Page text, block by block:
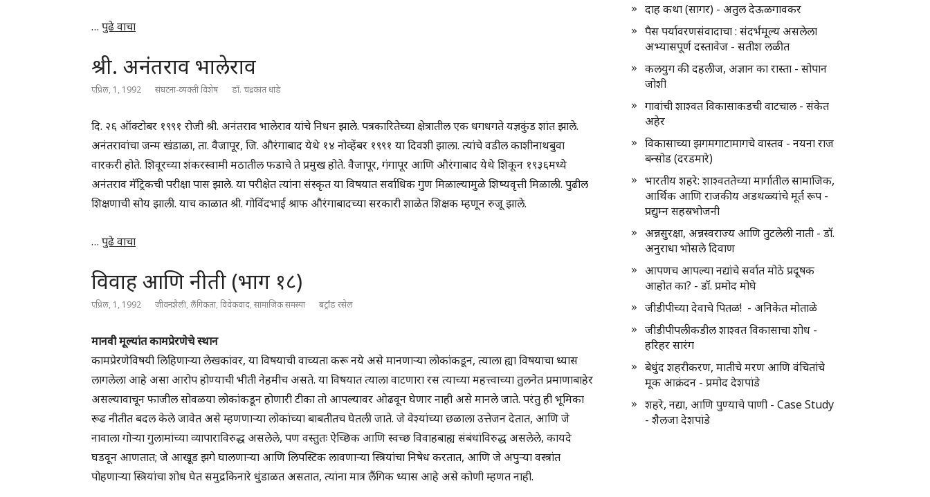
… पुढे वाचा
श्री. अनंतराव भालेराव
एप्रिल, 1, 1992 संघटना-व्यक्ती विशेष डॉ. चंद्रकांत धांडे
दि. २६ ऑक्टोबर १९९१ रोजी श्री. अनंतराव भालेराव यांचे निधन झाले. पत्रकारितेच्या क्षेत्रातील एक धगधगते यज्ञकुंड शांत झाले.
अनंतरावांचा जन्म खंडाळा, ता. वैजापूर, जि. औरंगाबाद येथे १४ नोव्हेंबर १९९१ या दिवशी झाला. त्यांचे वडील काशीनाथबुवा
वारकरी होते. शिवूरच्या शंकरस्वामी मठातील फडाचे ते प्रमुख होते. वैजापूर, गंगापूर आणि औरंगाबाद येथे शिकून १९३६मध्ये
अनंतराव मॅट्रिकची परीक्षा पास झाले. या परीक्षेत त्यांना संस्कृत या विषयात सर्वाधिक गुण मिळाल्यामुळे शिष्यवृत्ती मिळाली. पुढील
शिक्षणाची सोय झाली. याच काळात श्री. गोविंदभाई श्राफ औरंगाबादच्या सरकारी शाळेत शिक्षक म्हणून रुजू झाले.
… पुढे वाचा
विवाह आणि नीती (भाग १८)
एप्रिल, 1, 1992 जीवनशैली, लैंगिकता, विवेकवाद, सामाजिक समस्या बर्ट्रांड रसेल
मानवी मूल्यांत कामप्रेरणेचे स्थान
कामप्रेरणेविषयी लिहिणार्‍या लेखकांवर, या विषयाची वाच्यता करू नये असे मानणार्‍या लोकांकडून, त्याला ह्या विषयाचा ध्यास
लागलेला आहे असा आरोप होण्याची भीती नेहमीच असते. या विषयात त्याला वाटणारा रस त्याच्या महत्त्वाच्या तुलनेत प्रमाणाबाहेर
असल्यावाचून फाजील सोवळया लोकांकडून होणारी टीका तो आपल्यावर ओढवून घेणार नाही असे मानले जाते. परंतु ही भूमिका
रूढ नीतीत बदल केले जावेत असे म्हणणाऱ्या लोकांच्या बाबतीतच घेतली जाते. जे वेश्यांच्या छळाला उत्तेजन देतात, आणि जे
नावाला गोऱ्या गुलामांच्या व्यापाराविरुद्ध असलेले, पण वस्तुतः ऐच्छिक आणि स्वच्छ विवाहबाह्य संबंधांविरुद्ध असलेले, कायदे
घडवून आणतात; जे आखूड झगे घालणार्‍या आणि लिपस्टिक लावणार्‍या स्त्रियांचा निषेध करतात, आणि जे अपुर्‍या वस्त्रांत
पोहणार्‍या स्त्रियांचा शोध घेत समुद्रकिनारे धुंडाळत असतात, त्यांना मात्र लैंगिक ध्यास आहे असे कोणी म्हणत नाही.
दाह कथा (सागर) - अतुल देऊळगावकर
पैस पर्यावरणसंवादाचा : संदर्भमूल्य असलेला
अभ्यासपूर्ण दस्तावेज - सतीश लळीत
कलयुग की दहलीज, अज्ञान का रास्ता - सोपान
जोशी
गावांची शाश्वत विकासाकडची वाटचाल - संकेत
अहेर
विकासाच्या झगमगाटामागचे वास्तव - नयना राज
बन्सोड (दरडमारे)
भारतीय शहरे: शाश्वततेच्या मार्गातील सामाजिक,
आर्थिक आणि राजकीय अडथळ्यांचे मूर्त रूप -
प्रद्युम्न सहस्रभोजनी
अन्नसुरक्षा, अन्नस्वराज्य आणि तुटलेली नाती - डॉ.
अनुराधा भोसले दिवाण
आपणच आपल्या नद्यांचे सर्वात मोठे प्रदूषक
आहोत का? - डॉ. प्रमोद मोघे
जीडीपीच्या देवाचे पितळ! - अनिकेत मोताळे
जीडीपीपलीकडील शाश्वत विकासाचा शोध -
हरिहर सारंग
बेधुंद शहरीकरण, मातीचे मरण आणि वंचितांचे
मूक आक्रंदन - प्रमोद देशपांडे
शहरे, नद्या, आणि पुण्याचे पाणी - Case Study
- शैलजा देशपांडे